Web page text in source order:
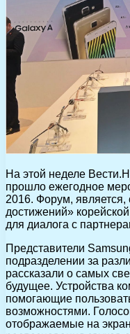
На этой неделе
прошло ежегодное
2016. Форум, является,
достижений»
для диалога с
Представители
подразделении за
рассказали о самых
будущее. Устройства
помогающие
возможностями.
отображаемые на